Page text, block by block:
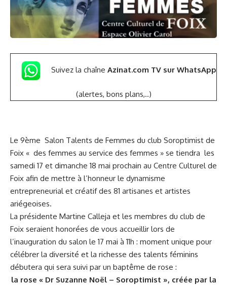
Suivez la chaîne Azinat.com TV sur WhatsApp
(alertes, bons plans,..)
Le 9ème Salon Talents de Femmes du club Soroptimist de
Foix « des femmes au service des femmes » se tiendra les
samedi 17 et dimanche 18 mai prochain au Centre Culturel de
Foix afin de mettre à l’honneur le dynamisme
entrepreneurial et créatif des 81 artisanes et artistes
ariégeoises.
La présidente Martine Calleja et les membres du club de
Foix seraient honorées de vous accueillir lors de
l’inauguration du salon le 17 mai à 11h : moment unique pour
célébrer la diversité et la richesse des talents féminins
débutera qui sera suivi par un baptême de rose :
la rose « Dr Suzanne Noël – Soroptimist », créée par la